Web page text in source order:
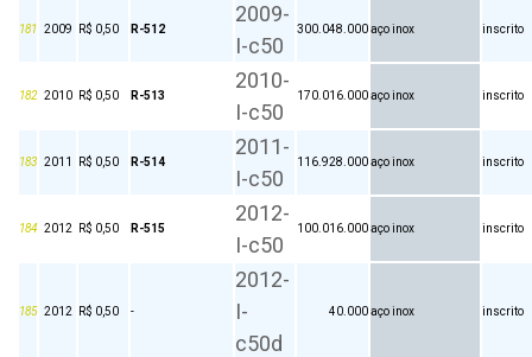
181 2009 R$ 0,50 R-512
2009-
I-c50
300.048.000aço inox inscrito
182 2010 R$ 0,50 R-513
2010-
I-c50
170.016.000aço inox inscrito
183 2011 R$ 0,50 R-514
2011-
I-c50
116.928.000aço inox inscrito
184 2012 R$ 0,50 R-515
2012-
I-c50
100.016.000aço inox inscrito
185 2012 R$ 0,50 -
2012-
I-
c50d
40.000aço inox inscrito